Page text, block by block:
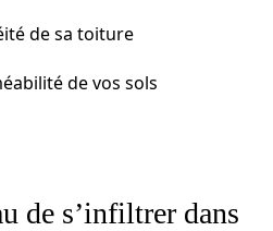
de sa toiture
de vos sols
de s’infiltrer dans